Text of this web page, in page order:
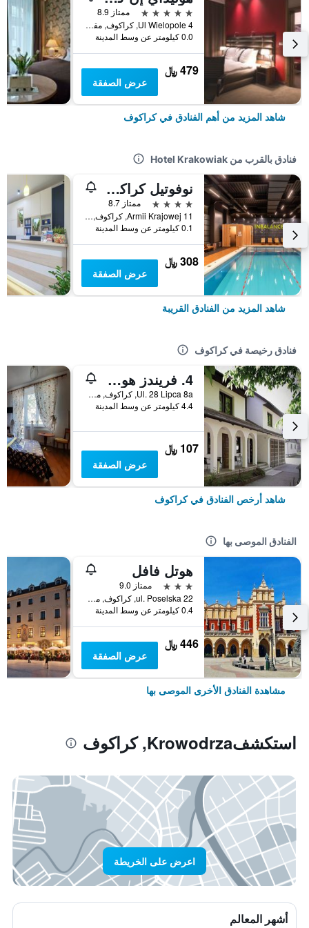
5 نجوم
ممتاز 8.9
Ul Wielopole 4, كراكوف, مقاطعة بولندا الصغرى, بولندا
0.0 كيلومتر عن وسط المدينة
479 ﷼
عرض الصفقة
شاهد المزيد من أهم الفنادق في كراكوف
فنادق بالقرب من Hotel Krakowiak
نوفوتيل كراكوف سيتي ويست
4 نجوم
ممتاز 8.7
Armii Krajowej 11, كراكوف, مقاطعة بولندا الصغرى, بولندا
0.1 كيلومتر عن وسط المدينة
308 ﷼
عرض الصفقة
شاهد المزيد من الفنادق القريبة
فنادق رخيصة في كراكوف
4. فريندز هوستل
Ul. 28 Lipca 8a, كراكوف, مقاطعة بولندا الصغرى, بولندا
4.4 كيلومتر عن وسط المدينة
107 ﷼
عرض الصفقة
شاهد أرخص الفنادق في كراكوف
الفنادق الموصى بها
هوتل فافل
3 نجوم
ممتاز 9.0
ul. Poselska 22, كراكوف, مقاطعة بولندا الصغرى, بولندا
0.4 كيلومتر عن وسط المدينة
446 ﷼
عرض الصفقة
مشاهدة الفنادق الأخرى الموصى بها
استكشفKrowodrza, كراكوف
اعرض على الخريطة
أشهر المعالم